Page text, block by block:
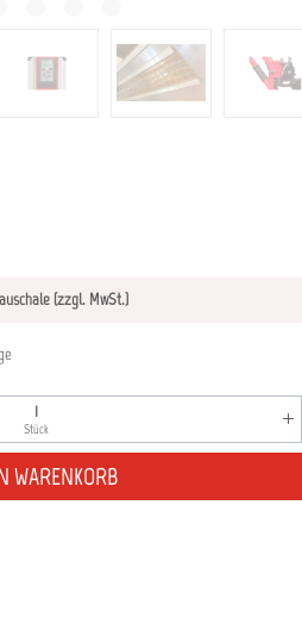
(zzgl. MwSt.)
Wert ein oder
Stück
WARENKORB